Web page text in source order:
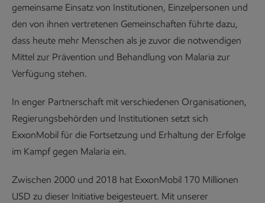
gemeinsame Einsatz von Institutionen, Einzelpersonen und
den von ihnen vertretenen Gemeinschaften führte dazu,
dass heute mehr Menschen als je zuvor die notwendigen
Mittel zur Prävention und Behandlung von Malaria zur
Verfügung stehen.
In enger Partnerschaft mit verschiedenen Organisationen,
Regierungsbehörden und Institutionen setzt sich
ExxonMobil für die Fortsetzung und Erhaltung der Erfolge
im Kampf gegen Malaria ein.
Zwischen 2000 und 2018 hat ExxonMobil 170 Millionen
USD zu dieser Initiative beigesteuert. Mit unserer